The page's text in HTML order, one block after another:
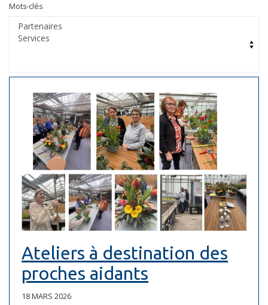
Mots-clés
Ateliers à destination des
proches aidants
18 MARS 2026